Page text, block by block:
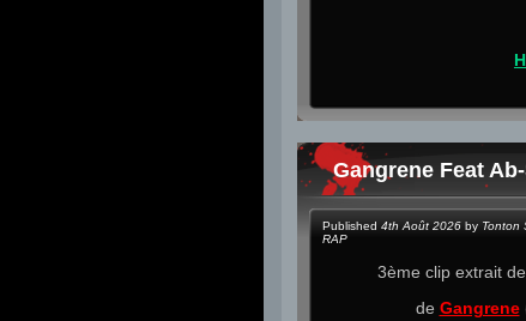
Gangrene Feat
Published 4th Août 2026 by Tonton
RAP
3ème clip extrait de
de Gangrene